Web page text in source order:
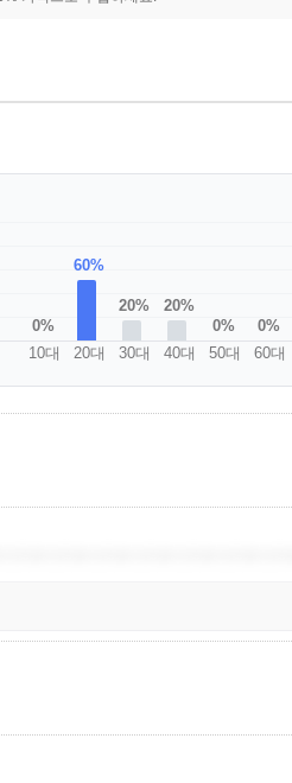
0%
10대
60%
20대
20%
30대
20%
40대
0%
50대
0%
60대